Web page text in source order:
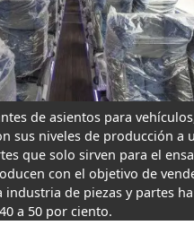
de asientos para
sus niveles de producción a
que solo sirven para el
con el objetivo de
industria de piezas y partes
a 50 por ciento.